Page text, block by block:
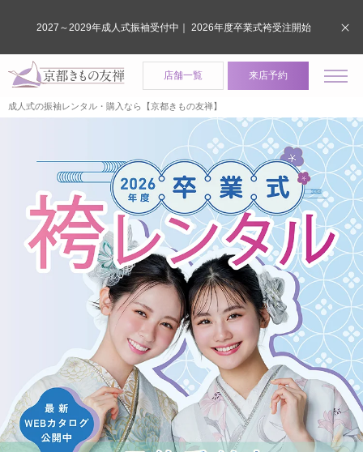
店舗一覧 来店予約
成人式の振袖レンタル・購入なら【京都きもの友禅】
2027～2029年成人式振袖受付中｜ 2026年度卒業式袴受注開始